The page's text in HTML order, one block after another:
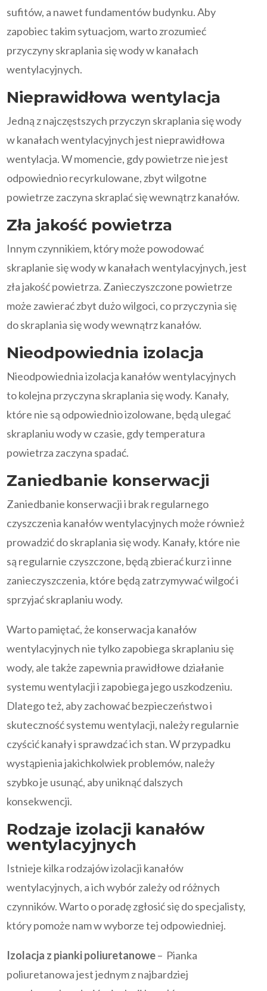
sufitów, a nawet fundamentów budynku. Aby
zapobiec takim sytuacjom, warto zrozumieć
przyczyny skraplania się wody w kanałach
wentylacyjnych.
Nieprawidłowa wentylacja
Jedną z najczęstszych przyczyn skraplania się wody
w kanałach wentylacyjnych jest nieprawidłowa
wentylacja. W momencie, gdy powietrze nie jest
odpowiednio recyrkulowane, zbyt wilgotne
powietrze zaczyna skraplać się wewnątrz kanałów.
Zła jakość powietrza
Innym czynnikiem, który może powodować
skraplanie się wody w kanałach wentylacyjnych, jest
zła jakość powietrza. Zanieczyszczone powietrze
może zawierać zbyt dużo wilgoci, co przyczynia się
do skraplania się wody wewnątrz kanałów.
Nieodpowiednia izolacja
Nieodpowiednia izolacja kanałów wentylacyjnych
to kolejna przyczyna skraplania się wody. Kanały,
które nie są odpowiednio izolowane, będą ulegać
skraplaniu wody w czasie, gdy temperatura
powietrza zaczyna spadać.
Zaniedbanie konserwacji
Zaniedbanie konserwacji i brak regularnego
czyszczenia kanałów wentylacyjnych może również
prowadzić do skraplania się wody. Kanały, które nie
są regularnie czyszczone, będą zbierać kurz i inne
zanieczyszczenia, które będą zatrzymywać wilgoć i
sprzyjać skraplaniu wody.
Warto pamiętać, że konserwacja kanałów
wentylacyjnych nie tylko zapobiega skraplaniu się
wody, ale także zapewnia prawidłowe działanie
systemu wentylacji i zapobiega jego uszkodzeniu.
Dlatego też, aby zachować bezpieczeństwo i
skuteczność systemu wentylacji, należy regularnie
czyścić kanały i sprawdzać ich stan. W przypadku
wystąpienia jakichkolwiek problemów, należy
szybko je usunąć, aby uniknąć dalszych
konsekwencji.
Rodzaje izolacji kanałów
wentylacyjnych
Istnieje kilka rodzajów izolacji kanałów
wentylacyjnych, a ich wybór zależy od różnych
czynników. Warto o poradę zgłosić się do specjalisty,
który pomoże nam w wyborze tej odpowiedniej.
Izolacja z pianki poliuretanowe– Pianka
poliuretanowa jest jednym z najbardziej